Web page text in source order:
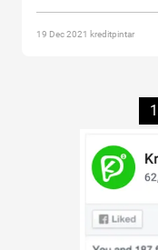
19 Dec 2021 kreditpintar
1